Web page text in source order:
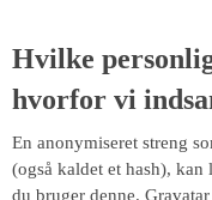
Hvilke
hvorfor vi
En anonymiseret streng
(også kaldet et hash), kan
du bruger denne.